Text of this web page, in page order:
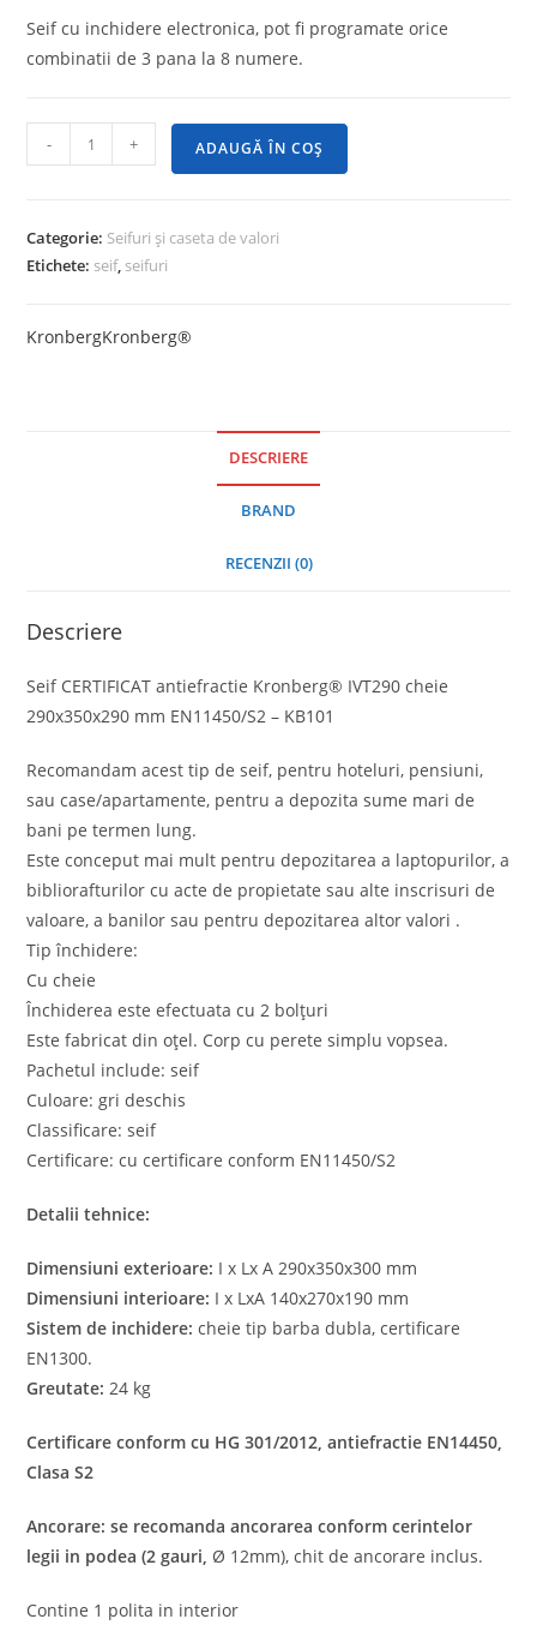
Seif cu inchidere electronica, pot fi programate orice
combinatii de 3 pana la 8 numere.
- + ADAUGĂ ÎN COȘ
Categorie: Seifuri și caseta de valori
Etichete: seif, seifuri
KronbergKronberg®
DESCRIERE
BRAND
RECENZII (0)
Descriere
Seif CERTIFICAT antiefractie Kronberg® IVT290 cheie
290x350x290 mm EN11450/S2 – KB101
Recomandam acest tip de seif, pentru hoteluri, pensiuni,
sau case/apartamente, pentru a depozita sume mari de
bani pe termen lung.
Este conceput mai mult pentru depozitarea a laptopurilor, a
bibliorafturilor cu acte de propietate sau alte inscrisuri de
valoare, a banilor sau pentru depozitarea altor valori .
Tip închidere:
Cu cheie
Închiderea este efectuata cu 2 bolțuri
Este fabricat din oțel. Corp cu perete simplu vopsea.
Pachetul include: seif
Culoare: gri deschis
Classificare: seif
Certificare: cu certificare conform EN11450/S2
Detalii tehnice:
Dimensiuni exterioare: I x Lx A 290x350x300 mm
Dimensiuni interioare: I x LxA 140x270x190 mm
Sistem de inchidere: cheie tip barba dubla, certificare
EN1300.
Greutate: 24 kg
Certificare conform cu HG 301/2012, antiefractie EN14450,
Clasa S2
Ancorare:se recomanda ancorarea conform cerintelor
legii in podea (2 gauri, Ø 12mm), chit de ancorare inclus.
Contine 1 polita in interior